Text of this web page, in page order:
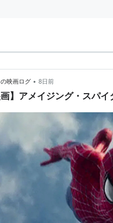
13 for sequences of action
映画ログ • 8日前
画】アメイジング・スパ